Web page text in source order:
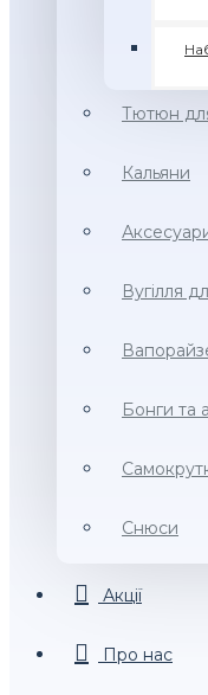
Тютюн
Кальяни
Вугілля
Бонги та
Снюси
Акції
Про нас